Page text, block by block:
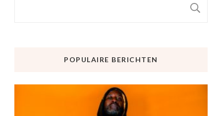
POPULAIRE BERICHTEN